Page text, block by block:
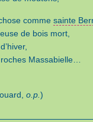
comme sainte
de bois mort,
Massabielle…
o.p. )